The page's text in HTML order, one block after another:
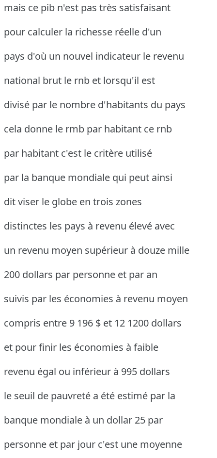
mais ce pib n'est pas très satisfaisant
pour calculer la richesse réelle d'un
pays d'où un nouvel indicateur le revenu
national brut le rnb et lorsqu'il est
divisé par le nombre d'habitants du pays
cela donne le rmb par habitant ce rnb
par habitant c'est le critère utilisé
par la banque mondiale qui peut ainsi
dit viser le globe en trois zones
distinctes les pays à revenu élevé avec
un revenu moyen supérieur à douze mille
200 dollars par personne et par an
suivis par les économies à revenu moyen
compris entre 9 196 $ et 12 1200 dollars
et pour finir les économies à faible
revenu égal ou inférieur à 995 dollars
le seuil de pauvreté a été estimé par la
banque mondiale à un dollar 25 par
personne et par jour c'est une moyenne